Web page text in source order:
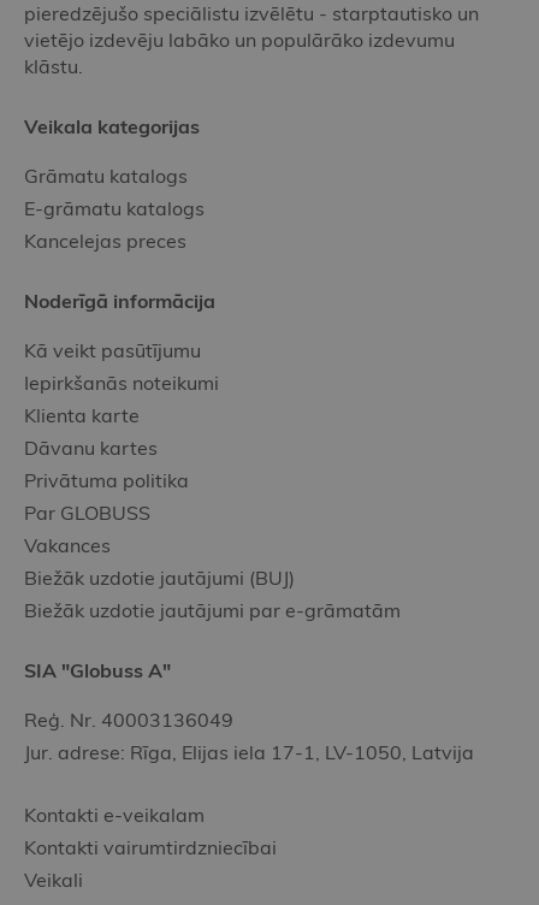
pieredzējušo speciālistu izvēlētu - starptautisko un
vietējo izdevēju labāko un populārāko izdevumu
klāstu.
Veikala kategorijas
Grāmatu katalogs
E-grāmatu katalogs
Kancelejas preces
Noderīgā informācija
Kā veikt pasūtījumu
Iepirkšanās noteikumi
Klienta karte
Dāvanu kartes
Privātuma politika
Par GLOBUSS
Vakances
Biežāk uzdotie jautājumi (BUJ)
Biežāk uzdotie jautājumi par e-grāmatām
SIA "Globuss A"
Reģ. Nr. 40003136049
Jur. adrese: Rīga, Elijas iela 17-1, LV-1050, Latvija
Kontakti e-veikalam
Kontakti vairumtirdzniecībai
Veikali